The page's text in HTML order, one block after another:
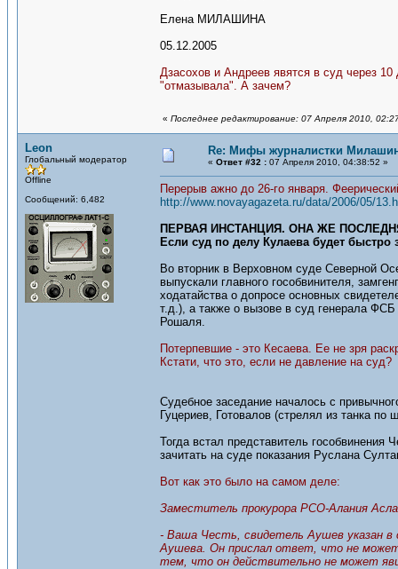
Елена МИЛАШИНА
05.12.2005
Дзасохов и Андреев явятся в суд через
"отмазывала". А зачем?
« Последнее редактирование: 07 Апреля 2010,
Leon
Глобальный модератор
Offline
Сообщений: 6,482
Re: Мифы журналистки
« Ответ #32 : 07 Апреля 2010, 04:38:52 »
Перерыв ажно до 26-го января.
http://www.novayagazeta.ru/data/2006/05/
ПЕРВАЯ ИНСТАНЦИЯ. ОНА ЖЕ
Если суд по делу Кулаева будет
Во вторник в Верховном суде Северной
выпускали главного гособвинителя,
ходатайства о допросе основных
т.д.), а также о вызове в суд генерала
Рошаля.
Потерпевшие - это Кесаева. Ее не зря
Кстати, что это, если не давление на суд?
Судебное заседание началось с
Гуцериев, Готовалов (стрелял из танка
Тогда встал представитель
зачитать на суде показания Руслана
Вот как это было на самом деле:
Заместитель прокурора РСО-Алания
- Ваша Честь, свидетель Аушев указан в
Аушева. Он прислал ответ, что не
тем, что он действительно не может